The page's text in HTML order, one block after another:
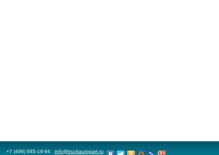
+7 (499) 685-19-94 info@truckautopart.ru